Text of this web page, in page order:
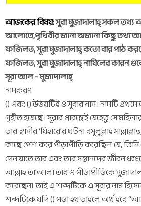
আজকের বিষয়:সূরা মুজাদালাহ্ সকল
আলোতে,পৃথিবীর জানা অজানা কিছু
ফজিলত, সূরা মুজাদালাহ্ কতো বার পাঠ
ফজিলত, সূরা মুজাদালাহ্ নাযিলের
সূরা আল - মুজাদালাহ্
নামকরণ
() এবং () উভয়টিই ও সূরার নাম। নামটি
গৃহীত হয়েছে। সূরার প্রারম্ভেই যেহেতু সে
তার স্বামীর ‘যিহারে’র ঘটনা রসূলুল্লাহ
কাছে পেশ করে পীড়াপীড়ি করেছিল যে,
দেন যাতে তার এবং তার সন্তানদের জীবন
আল্লাহ তা’আলা তার এ পীড়াপীড়িকে
করেছেন। তাই এ শব্দটিকে এ সূরার নাম
শব্দটিকে যদি () পড়া হয় তাহলে অর্থ হবে